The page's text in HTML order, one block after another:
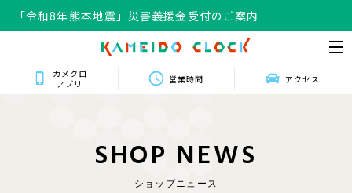
「令和8年熊本地震」災害義援金受付のご案内
カメクロ
アプリ
営業時間 アクセス
SHOP NEWS
ショップニュース